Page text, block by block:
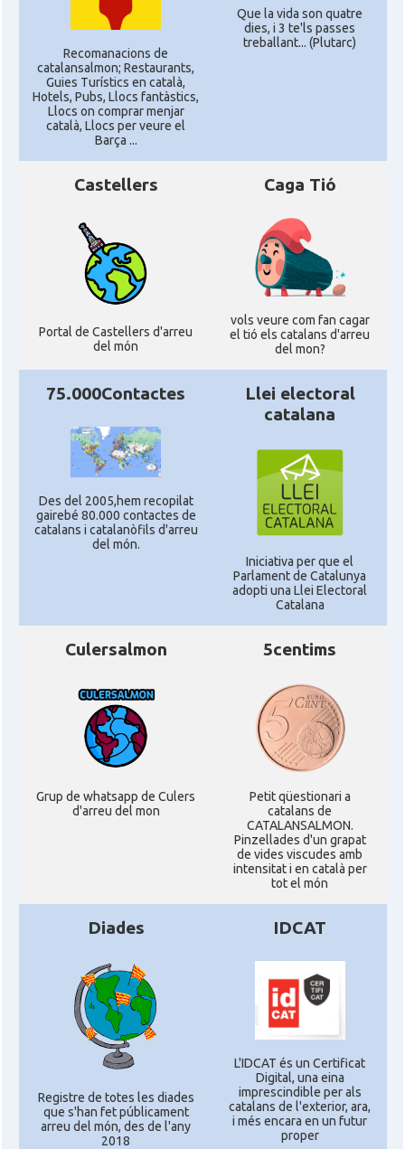
Recomanacions de
catalansalmon; Restaurants,
Guies Turístics en català,
Hotels, Pubs, Llocs fantàstics,
Llocs on comprar menjar
català, Llocs per veure el
Barça ...
Que la vida son quatre
dies, i 3 te'ls passes
treballant... (Plutarc)
Castellers
Portal de Castellers d'arreu
del món
Caga Tió
vols veure com fan cagar
el tió els catalans d'arreu
del mon?
75.000Contactes
Des del 2005,hem recopilat
gairebé 80.000 contactes de
catalans i catalanòfils d'arreu
del món.
Llei electoral
catalana
Iniciativa per que el
Parlament de Catalunya
adopti una Llei Electoral
Catalana
Culersalmon
Grup de whatsapp de Culers
d'arreu del mon
5centims
Petit qüestionari a
catalans de
CATALANSALMON.
Pinzellades d'un grapat
de vides viscudes amb
intensitat i en català per
tot el món
Diades
Registre de totes les diades
que s'han fet públicament
arreu del món, des de l'any
2018
IDCAT
L'IDCAT és un Certificat
Digital, una eina
imprescindible per als
catalans de l'exterior, ara,
i més encara en un futur
proper